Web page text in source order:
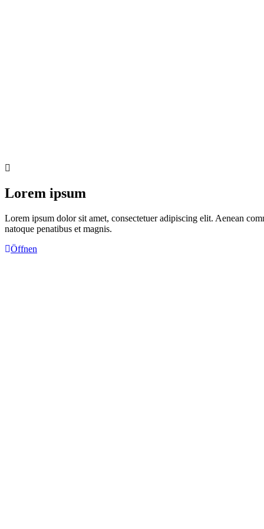
Lorem ipsum
Lorem ipsum dolor sit amet, consectetuer adipiscing elit. Aenean
natoque penatibus et magnis.
Öffnen